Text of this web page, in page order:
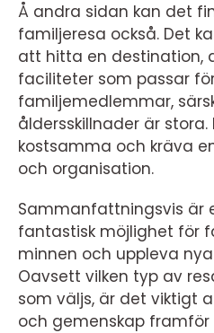
Å andra sidan kan det
familjeresa också. Det
att hitta en destination,
faciliteter som passar
familjemedlemmar,
åldersskillnader är stora.
kostsamma och kräva
och organisation.
Sammanfattningsvis är
fantastisk möjlighet för
minnen och uppleva
Oavsett vilken typ av
som väljs, är det viktigt
och gemenskap